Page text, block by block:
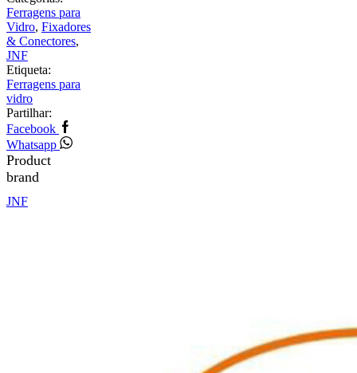
Ferragens para
Vidro, Fixadores
& Conectores,
JNF
Etiqueta:
Ferragens para
vidro
Partilhar:
Facebook
Whatsapp
Product
brand
JNF